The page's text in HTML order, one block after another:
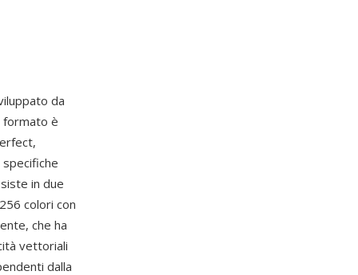
da
è
in due
colori con
che ha
vettoriali
dalla